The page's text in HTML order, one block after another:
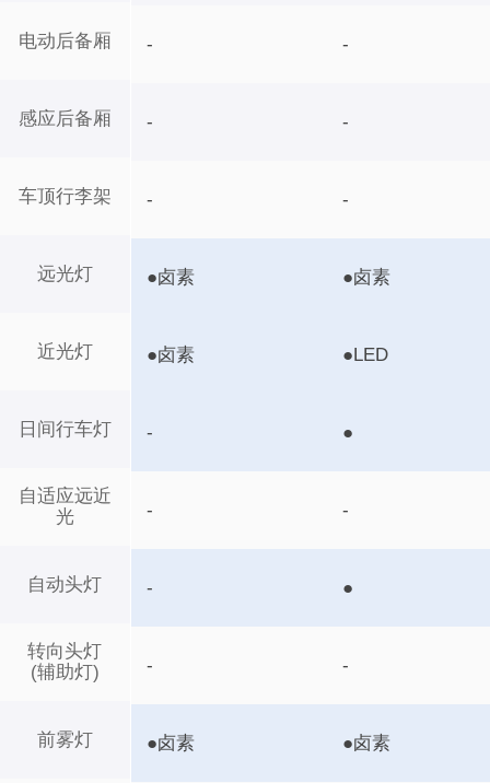
电动后备厢
感应后备厢
车顶行李架
远光灯
近光灯
日间行车灯
自适应远近
光
自动头灯
转向头灯
(辅助灯)
前雾灯
- -
- -
- -
●卤素 ●卤素
●卤素 ●LED
- ●
- -
- ●
- -
●卤素 ●卤素